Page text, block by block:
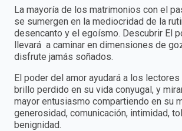
La mayoría de los matrimonios con el
se sumergen en la mediocridad de la
desencanto y el egoísmo. Descubrir El
llevará a caminar en dimensiones de
disfrute jamás soñados.
El poder del amor ayudará a los
brillo perdido en su vida conyugal, y
mayor entusiasmo compartiendo en su
generosidad, comunicación, intimidad,
benignidad.